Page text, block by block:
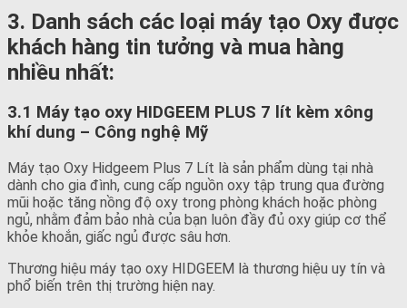
3. Danh sách các loại máy tạo Oxy được
khách hàng tin tưởng và mua hàng
nhiều nhất:
3.1 Máy tạo oxy HIDGEEM PLUS 7 lít kèm xông
khí dung – Công nghệ Mỹ
Máy tạo Oxy Hidgeem Plus 7 Lít là sản phẩm dùng tại nhà
dành cho gia đình, cung cấp nguồn oxy tập trung qua đường
mũi hoặc tăng nồng độ oxy trong phòng khách hoặc phòng
ngủ, nhằm đảm bảo nhà của bạn luôn đầy đủ oxy giúp cơ thể
khỏe khoắn, giấc ngủ được sâu hơn.
Thương hiệu máy tạo oxy HIDGEEM là thương hiệu uy tín và
phổ biến trên thị trường hiện nay.